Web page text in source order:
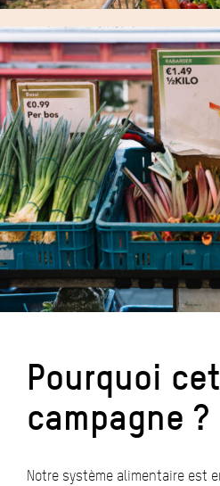
Pourquoi
campagne ?
Notre système alimentaire est